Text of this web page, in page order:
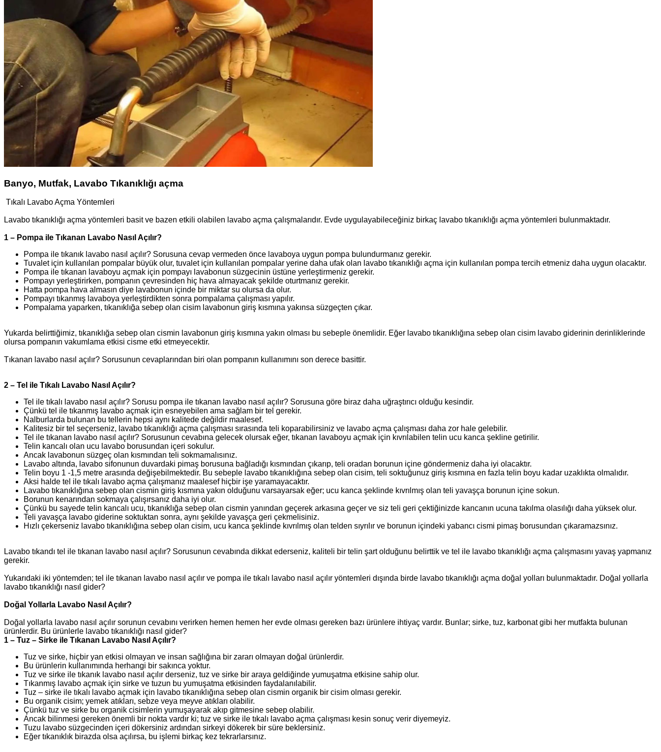
Banyo, Mutfak, Lavabo Tıkanıklığı açma
Tıkalı Lavabo Açma Yöntemleri
Lavabo tıkanıklığı açma yöntemleri basit ve bazen etkili olabilen lavabo açma çalışmalarıdır. Evde uygulayabileceğiniz birkaç lavabo tıkanıklığı açma yöntemleri bulunmaktadır.
1 – Pompa ile Tıkanan Lavabo Nasıl Açılır?
Pompa ile tıkanık lavabo nasıl açılır? Sorusuna cevap vermeden önce lavaboya uygun pompa bulundurmanız gerekir.
Tuvalet için kullanılan pompalar büyük olur, tuvalet için kullanılan pompalar yerine daha ufak olan lavabo tıkanıklığı açma için kullanılan pompa tercih etmeniz daha uygun olacaktır.
Pompa ile tıkanan lavaboyu açmak için pompayı lavabonun süzgecinin üstüne yerleştirmeniz gerekir.
Pompayı yerleştirirken, pompanın çevresinden hiç hava almayacak şekilde oturtmanız gerekir.
Hatta pompa hava almasın diye lavabonun içinde bir miktar su olursa da olur.
Pompayı tıkanmış lavaboya yerleştirdikten sonra pompalama çalışması yapılır.
Pompalama yaparken, tıkanıklığa sebep olan cisim lavabonun giriş kısmına yakınsa süzgeçten çıkar.
Yukarda belirttiğimiz, tıkanıklığa sebep olan cismin lavabonun giriş kısmına yakın olması bu sebeple önemlidir. Eğer lavabo tıkanıklığına sebep olan cisim lavabo giderinin derinliklerinde
olursa pompanın vakumlama etkisi cisme etki etmeyecektir.
Tıkanan lavabo nasıl açılır? Sorusunun cevaplarından biri olan pompanın kullanımını son derece basittir.
2 – Tel ile Tıkalı Lavabo Nasıl Açılır?
Tel ile tıkalı lavabo nasıl açılır? Sorusu pompa ile tıkanan lavabo nasıl açılır? Sorusuna göre biraz daha uğraştırıcı olduğu kesindir.
Çünkü tel ile tıkanmış lavabo açmak için esneyebilen ama sağlam bir tel gerekir.
Nalburlarda bulunan bu tellerin hepsi aynı kalitede değildir maalesef.
Kalitesiz bir tel seçerseniz, lavabo tıkanıklığı açma çalışması sırasında teli koparabilirsiniz ve lavabo açma çalışması daha zor hale gelebilir.
Tel ile tıkanan lavabo nasıl açılır? Sorusunun cevabına gelecek olursak eğer, tıkanan lavaboyu açmak için kıvrılabilen telin ucu kanca şekline getirilir.
Telin kancalı olan ucu lavabo borusundan içeri sokulur.
Ancak lavabonun süzgeç olan kısmından teli sokmamalısınız.
Lavabo altında, lavabo sifonunun duvardaki pimaş borusuna bağladığı kısmından çıkarıp, teli oradan borunun içine göndermeniz daha iyi olacaktır.
Telin boyu 1 -1,5 metre arasında değişebilmektedir. Bu sebeple lavabo tıkanıklığına sebep olan cisim, teli soktuğunuz giriş kısmına en fazla telin boyu kadar uzaklıkta olmalıdır.
Aksi halde tel ile tıkalı lavabo açma çalışmanız maalesef hiçbir işe yaramayacaktır.
Lavabo tıkanıklığına sebep olan cismin giriş kısmına yakın olduğunu varsayarsak eğer; ucu kanca şeklinde kıvrılmış olan teli yavaşça borunun içine sokun.
Borunun kenarından sokmaya çalışırsanız daha iyi olur.
Çünkü bu sayede telin kancalı ucu, tıkanıklığa sebep olan cismin yanından geçerek arkasına geçer ve siz teli geri çektiğinizde kancanın ucuna takılma olasılığı daha yüksek olur.
Teli yavaşça lavabo giderine soktuktan sonra, aynı şekilde yavaşça geri çekmelisiniz.
Hızlı çekerseniz lavabo tıkanıklığına sebep olan cisim, ucu kanca şeklinde kıvrılmış olan telden sıyrılır ve borunun içindeki yabancı cismi pimaş borusundan çıkaramazsınız.
Lavabo tıkandı tel ile tıkanan lavabo nasıl açılır? Sorusunun cevabında dikkat ederseniz, kaliteli bir telin şart olduğunu belirttik ve tel ile lavabo tıkanıklığı açma çalışmasını yavaş yapmanız
gerekir.
Yukarıdaki iki yöntemden; tel ile tıkanan lavabo nasıl açılır ve pompa ile tıkalı lavabo nasıl açılır yöntemleri dışında birde lavabo tıkanıklığı açma doğal yolları bulunmaktadır. Doğal yollarla
lavabo tıkanıklığı nasıl gider?
Doğal Yollarla Lavabo Nasıl Açılır?
Doğal yollarla lavabo nasıl açılır sorunun cevabını verirken hemen hemen her evde olması gereken bazı ürünlere ihtiyaç vardır. Bunlar; sirke, tuz, karbonat gibi her mutfakta bulunan
ürünlerdir. Bu ürünlerle lavabo tıkanıklığı nasıl gider?
1 – Tuz – Sirke ile Tıkanan Lavabo Nasıl Açılır?
Tuz ve sirke, hiçbir yan etkisi olmayan ve insan sağlığına bir zararı olmayan doğal ürünlerdir.
Bu ürünlerin kullanımında herhangi bir sakınca yoktur.
Tuz ve sirke ile tıkanık lavabo nasıl açılır derseniz, tuz ve sirke bir araya geldiğinde yumuşatma etkisine sahip olur.
Tıkanmış lavabo açmak için sirke ve tuzun bu yumuşatma etkisinden faydalanılabilir.
Tuz – sirke ile tıkalı lavabo açmak için lavabo tıkanıklığına sebep olan cismin organik bir cisim olması gerekir.
Bu organik cisim; yemek atıkları, sebze veya meyve atıkları olabilir.
Çünkü tuz ve sirke bu organik cisimlerin yumuşayarak akıp gitmesine sebep olabilir.
Ancak bilinmesi gereken önemli bir nokta vardır ki; tuz ve sirke ile tıkalı lavabo açma çalışması kesin sonuç verir diyemeyiz.
Tuzu lavabo süzgecinden içeri dökersiniz ardından sirkeyi dökerek bir süre beklersiniz.
Eğer tıkanıklık birazda olsa açılırsa, bu işlemi birkaç kez tekrarlarsınız.